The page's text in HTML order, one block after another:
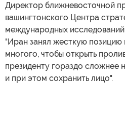
Директор ближневосточной
вашингтонского Центра
международных
"Иран занял жесткую позицию
многого, чтобы открыть
президенту гораздо сложнее
и при этом сохранить лицо".